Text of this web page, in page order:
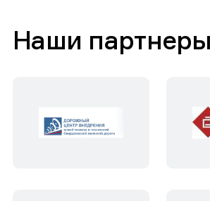
Наши партнеры